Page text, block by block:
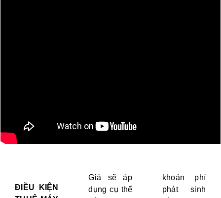
ĐIỀU KIỆN
Giá sẽ áp
dụng cụ thể
khoản phí
phát sinh